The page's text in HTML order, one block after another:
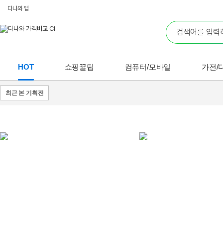
다나와 앱
HOT 쇼핑꿀팁 컴퓨터/모바일 가전/
최근 본 기획전
쇼핑